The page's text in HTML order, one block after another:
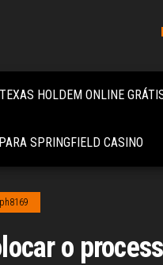
HOLDEM ONLINE
SPRINGFIELD CASINO
o